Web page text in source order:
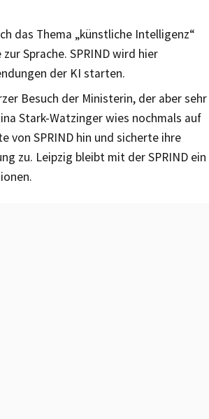
das Thema „künstliche Intelligenz“
Sprache. SPRIND wird hier
der KI starten.
Besuch der Ministerin, der aber sehr
Stark-Watzinger wies nochmals auf
von SPRIND hin und sicherte ihre
zu. Leipzig bleibt mit der SPRIND ein